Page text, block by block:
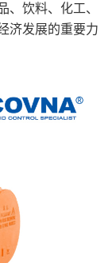
、饮料、化工、
济发展的重要力